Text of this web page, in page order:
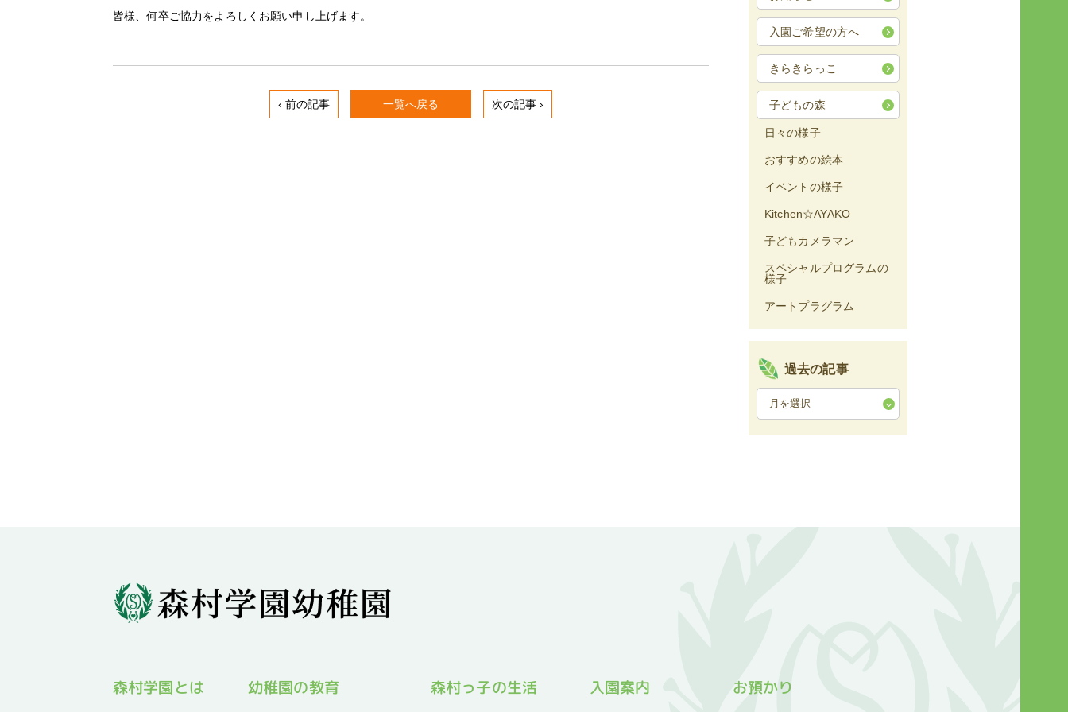
皆様、何卒ご協力をよろしくお願い申し上げます。
‹ 前の記事 一覧へ戻る 次の記事 ›
入園ご希望の方へ
きらきらっこ
子どもの森
日々の様子
おすすめの絵本
イベントの様子
Kitchen☆AYAKO
子どもカメラマン
スペシャルプログラムの
様子
アートプラグラム
過去の記事
森村学園とは 幼稚園の教育 森村っ子の生活 入園案内 お預かり